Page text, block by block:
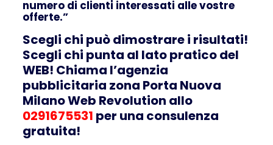
numero di clienti interessati alle vostre
offerte.”
Scegli chi può dimostrare i risultati!
Scegli chi punta al lato pratico del
WEB! Chiama l’agenzia
pubblicitaria zona Porta Nuova
Milano Web Revolution allo
0291675531 per una consulenza
gratuita!